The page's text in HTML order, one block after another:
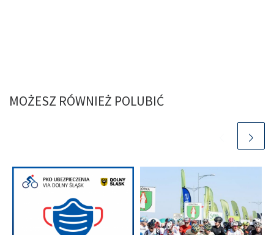
MOŻESZ RÓWNIEŻ POLUBIĆ